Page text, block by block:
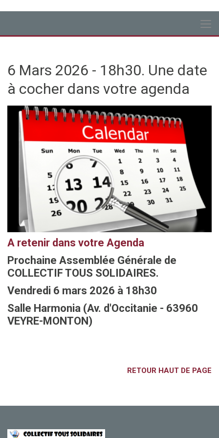
6 Mars 2026 - 18h30. Une date
à cocher dans votre agenda
A retenir dans votre Agenda
Prochaine Assemblée Générale de
COLLECTIF TOUS SOLIDAIRES.
Vendredi 6 mars 2026 à 18h30
Salle Harmonia (Av. d'Occitanie - 63960
VEYRE-MONTON)
RETOUR HAUT DE PAGE